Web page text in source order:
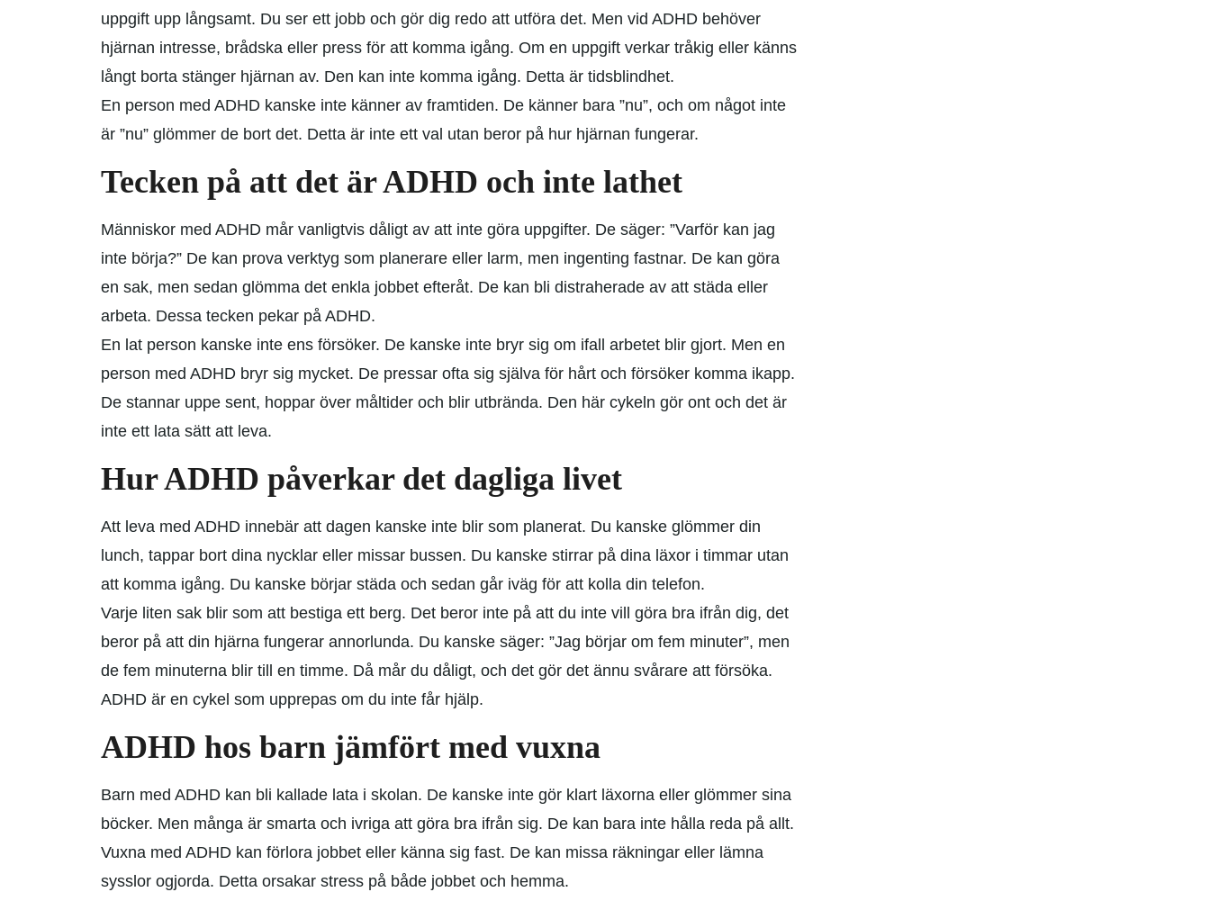
uppgift upp långsamt. Du ser ett jobb och gör dig redo att utföra det. Men vid ADHD behöver
hjärnan intresse, brådska eller press för att komma igång. Om en uppgift verkar tråkig eller känns
långt borta stänger hjärnan av. Den kan inte komma igång. Detta är tidsblindhet.
En person med ADHD kanske inte känner av framtiden. De känner bara ”nu”, och om något inte
är ”nu” glömmer de bort det. Detta är inte ett val utan beror på hur hjärnan fungerar.
Tecken på att det är ADHD och inte lathet
Människor med ADHD mår vanligtvis dåligt av att inte göra uppgifter. De säger: ”Varför kan jag
inte börja?” De kan prova verktyg som planerare eller larm, men ingenting fastnar. De kan göra
en sak, men sedan glömma det enkla jobbet efteråt. De kan bli distraherade av att städa eller
arbeta. Dessa tecken pekar på ADHD.
En lat person kanske inte ens försöker. De kanske inte bryr sig om ifall arbetet blir gjort. Men en
person med ADHD bryr sig mycket. De pressar ofta sig själva för hårt och försöker komma ikapp.
De stannar uppe sent, hoppar över måltider och blir utbrända. Den här cykeln gör ont och det är
inte ett lata sätt att leva.
Hur ADHD påverkar det dagliga livet
Att leva med ADHD innebär att dagen kanske inte blir som planerat. Du kanske glömmer din
lunch, tappar bort dina nycklar eller missar bussen. Du kanske stirrar på dina läxor i timmar utan
att komma igång. Du kanske börjar städa och sedan går iväg för att kolla din telefon.
Varje liten sak blir som att bestiga ett berg. Det beror inte på att du inte vill göra bra ifrån dig, det
beror på att din hjärna fungerar annorlunda. Du kanske säger: ”Jag börjar om fem minuter”, men
de fem minuterna blir till en timme. Då mår du dåligt, och det gör det ännu svårare att försöka.
ADHD är en cykel som upprepas om du inte får hjälp.
ADHD hos barn jämfört med vuxna
Barn med ADHD kan bli kallade lata i skolan. De kanske inte gör klart läxorna eller glömmer sina
böcker. Men många är smarta och ivriga att göra bra ifrån sig. De kan bara inte hålla reda på allt.
Vuxna med ADHD kan förlora jobbet eller känna sig fast. De kan missa räkningar eller lämna
sysslor ogjorda. Detta orsakar stress på både jobbet och hemma.